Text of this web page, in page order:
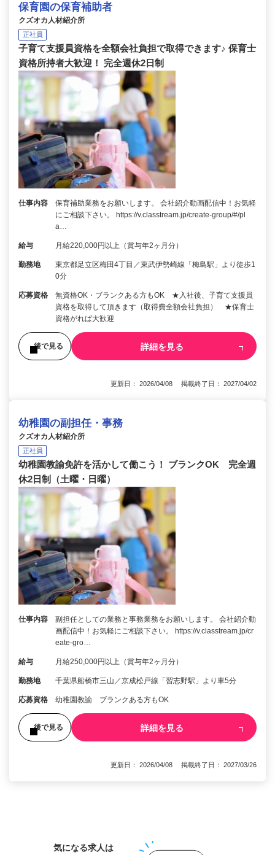
保育園の保育補助者
クズオカ人材紹介所
正社員
子育て支援員資格を全額会社負担で取得できます♪ 保育士
資格所持者大歓迎！ 完全週休2日制
仕事内容
保育補助業務をお願いします。 会社紹介動画配信中！お気軽
にご相談下さい。 https://v.classtream.jp/create-group/#/pl
a…
給与 月給220,000円以上（賞与年2ヶ月分）
勤務地
東京都足立区梅田4丁目／東武伊勢崎線「梅島駅」より徒歩1
0分
応募資格
無資格OK・ブランクある方もOK ★入社後、子育て支援員
資格を取得して頂きます（取得費全額会社負担） ★保育士
資格がれば大歓迎
後で見る 詳細を見る
更新日： 2026/04/08 掲載終了日： 2027/04/02
幼稚園の副担任・事務
クズオカ人材紹介所
正社員
幼稚園教諭免許を活かして働こう！ ブランクOK 完全週
休2日制（土曜・日曜）
仕事内容
副担任としての業務と事務業務をお願いします。 会社紹介動
画配信中！お気軽にご相談下さい。 https://v.classtream.jp/cr
eate-gro…
給与 月給250,000円以上（賞与年2ヶ月分）
勤務地 千葉県船橋市三山／京成松戸線「習志野駅」より車5分
応募資格 幼稚園教諭 ブランクある方もOK
後で見る 詳細を見る
更新日： 2026/04/08 掲載終了日： 2027/03/26
気になる求人は